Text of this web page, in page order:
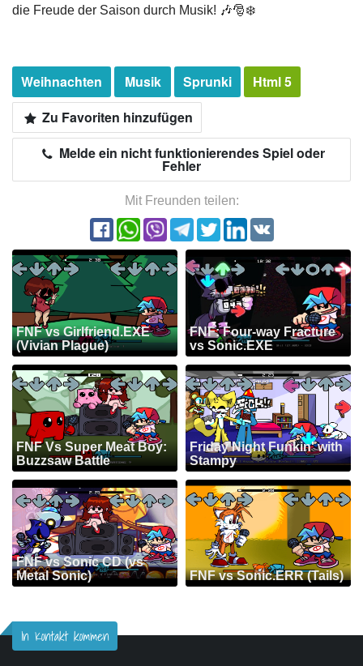
die Freude der Saison durch Musik! 🎶🎅❄️
Weihnachten Musik Sprunki
Html 5
Zu Favoriten hinzufügen
Melde ein nicht funktionierendes Spiel oder
Fehler
Mit Freunden teilen:
FNF vs Girlfriend.EXE
(Vivian Plague)
FNF: Four-way Fracture
vs Sonic.EXE
FNF Vs Super Meat Boy:
Buzzsaw Battle
Friday Night Funkin' with
Stampy
FNF vs Sonic CD (vs
Metal Sonic)
FNF vs Sonic.ERR (Tails)
In Kontakt kommen